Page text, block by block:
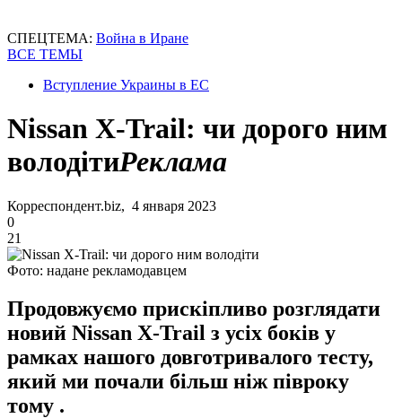
СПЕЦТЕМА: Война в Иране
ВСЕ ТЕМЫ
Вступление Украины в ЕС
Nissan X-Trail: чи дорого ним
володітиРеклама
Корреспондент.biz, 4 января 2023
0
21
Фото: надане рекламодавцем
Продовжуємо прискіпливо розглядати
новий Nissan X-Trail з усіх боків у
рамках нашого довготривалого тесту,
який ми почали більш ніж півроку
тому .